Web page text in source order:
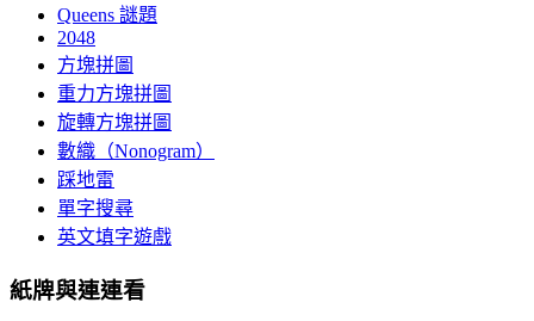
Queens 謎題
2048
方塊拼圖
重力方塊拼圖
旋轉方塊拼圖
數織（Nonogram）
踩地雷
單字搜尋
英文填字遊戲
紙牌與連連看